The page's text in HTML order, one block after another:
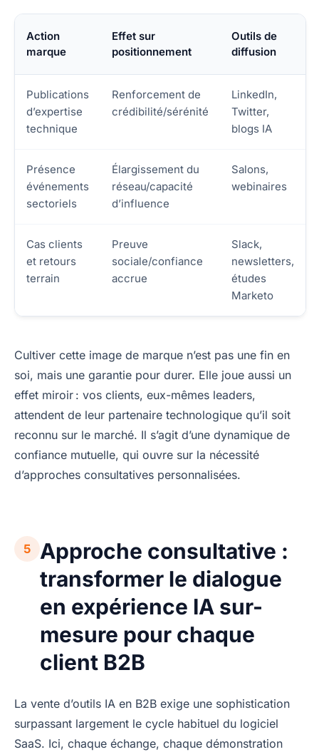
Action
marque
Effet sur
positionnement
Outils de
diffusion
Publications
d’expertise
technique
Renforcement de
crédibilité/sérénité
LinkedIn,
Twitter,
blogs IA
Présence
événements
sectoriels
Élargissement du
réseau/capacité
d’influence
Salons,
webinaires
Cas clients
et retours
terrain
Preuve
sociale/confiance
accrue
Slack,
newsletters,
études
Marketo
Cultiver cette image de marque n’est pas une fin en
soi, mais une garantie pour durer. Elle joue aussi un
effet miroir : vos clients, eux-mêmes leaders,
attendent de leur partenaire technologique qu’il soit
reconnu sur le marché. Il s’agit d’une dynamique de
confiance mutuelle, qui ouvre sur la nécessité
d’approches consultatives personnalisées.
5
Approche consultative :
transformer le dialogue
en expérience IA sur-
mesure pour chaque
client B2B
La vente d’outils IA en B2B exige une sophistication
surpassant largement le cycle habituel du logiciel
SaaS. Ici, chaque échange, chaque démonstration